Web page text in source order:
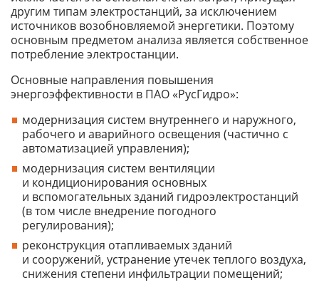
другим типам электростанций, за исключением
источников возобновляемой энергетики. Поэтому
основным предметом анализа является собственное
потребление электростанции.
Основные направления повышения
энергоэффективности в ПАО «РусГидро»:
модернизация систем внутреннего и наружного,
рабочего и аварийного освещения (частично с
автоматизацией управления);
модернизация систем вентиляции
и кондиционирования основных
и вспомогательных зданий гидроэлектростанций
(в том числе внедрение погодного
регулирования);
реконструкция отапливаемых зданий
и сооружений, устранение утечек теплого воздуха,
снижения степени инфильтрации помещений;